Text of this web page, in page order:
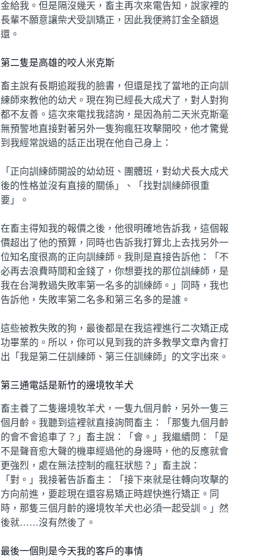
金給我。但是隔沒幾天，畜主再次來電告知，說家裡的
長輩不願意讓柴犬受訓矯正，因此我便將訂金全額退
還。
第二隻是高雄的咬人米克斯
畜主說有長期追蹤我的臉書，但還是找了當地的正向訓
練師來教他的幼犬。現在狗已經長大成犬了，對人對狗
都不友善。這次來電找我諮詢，是因為前二天米克斯毫
無預警地直接對著另外一隻狗瘋狂攻擊開咬，他才驚覺
到我經常說過的話正出現在他自己身上：
「正向訓練師開設的幼幼班、團體班，對幼犬長大成犬
後的性格並沒有直接的關係」、「找對訓練師很重
要」。
在畜主得知我的報價之後，他很明確地告訴我，這個報
價超出了他的預算，同時也告訴我打算北上去找另外一
位知名度很高的正向訓練師。我則是直接告訴他：「不
必再去浪費時間和金錢了，你想要找的那位訓練師，是
我在台灣教過失敗率第一名多的訓練師。」同時，我也
告訴他，失敗率第二名多和第三名多的是誰。
這些被教失敗的狗，最後都是在我這裡進行二次矯正成
功畢業的。所以，你可以見到我的許多教學文章內會打
出「我是第二任訓練師、第三任訓練師」的文字出來。
第三通電話是新竹的邊境牧羊犬
畜主養了二隻邊境牧羊犬，一隻九個月齡，另外一隻三
個月齡。我聽到這裡就直接詢問畜主：「那隻九個月齡
的會不會追車了？」畜主說：「會。」我繼續問：「是
不是聲音愈大聲的機車經過他的身邊時，他的反應就會
更強烈，處在無法控制的瘋狂狀態？」畜主說：
「對。」我接著告訴畜主：「接下來就是往轉向攻擊的
方向前進，要趁現在還容易矯正時趕快進行矯正。同
時，那隻三個月齡的邊境牧羊犬也必須一起受訓。」然
後就……沒有然後了。
最後一個則是今天我的客戶的事情